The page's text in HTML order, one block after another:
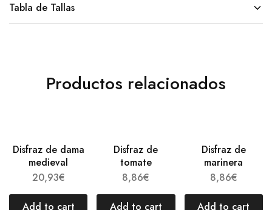
Tabla de Tallas
Productos relacionados
Disfraz de dama
medieval
20,93€
Add to cart
Disfraz de
tomate
8,86€
Add to cart
Disfraz de
marinera
8,86€
Add to cart